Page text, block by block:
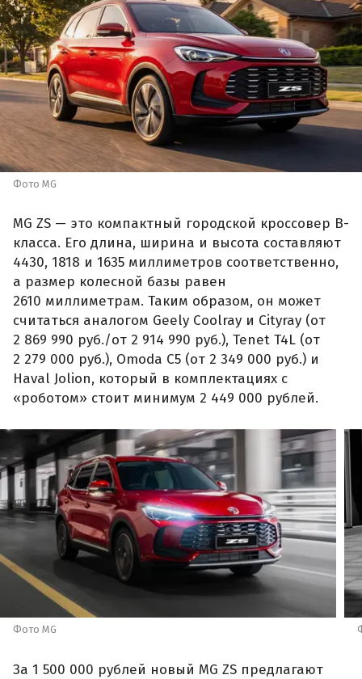
Фото MG
MG ZS — это компактный городской кроссовер B-
класса. Его длина, ширина и высота составляют
4430, 1818 и 1635 миллиметров соответственно,
а размер колесной базы равен
2610 миллиметрам. Таким образом, он может
считаться аналогом Geely Coolray и Cityray (от
2 869 990 руб./от 2 914 990 руб.), Tenet T4L (от
2 279 000 руб.), Omoda C5 (от 2 349 000 руб.) и
Haval Jolion, который в комплектациях с
«роботом» стоит минимум 2 449 000 рублей.
Фото MG
За 1 500 000 рублей новый MG ZS предлагают